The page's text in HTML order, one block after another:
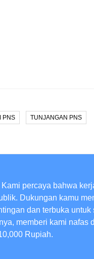
PNS TUNJANGAN PNS
percaya bahwa
Dukungan kamu
dan terbuka untuk
memberi kami nafas
Rupiah.